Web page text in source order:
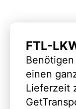
FTL-
einen
Lieferzeit